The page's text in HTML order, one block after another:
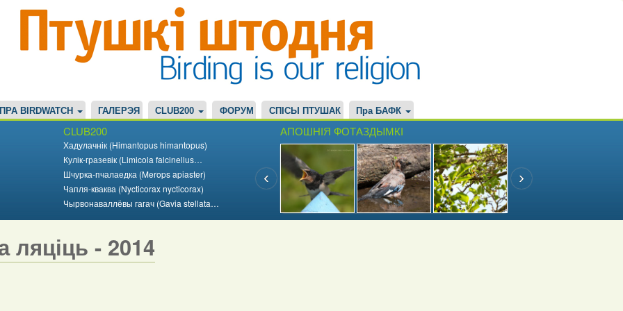
ПРА BIRDWATCH ГАЛЕРЭЯ CLUB200 ФОРУМ СПІСЫ ПТУШАК Пра БАФК
CLUB200
Хадулачнік (Himantopus himantopus)
Кулік-гразевік (Limicola falcinellus…
Шчурка-пчалаедка (Merops apiaster)
Чапля-кваква (Nycticorax nycticorax)
Чырвонаваллёвы гагач (Gavia stellata…
АПОШНІЯ ФОТАЗДЫМКІ
ляціць - 2014